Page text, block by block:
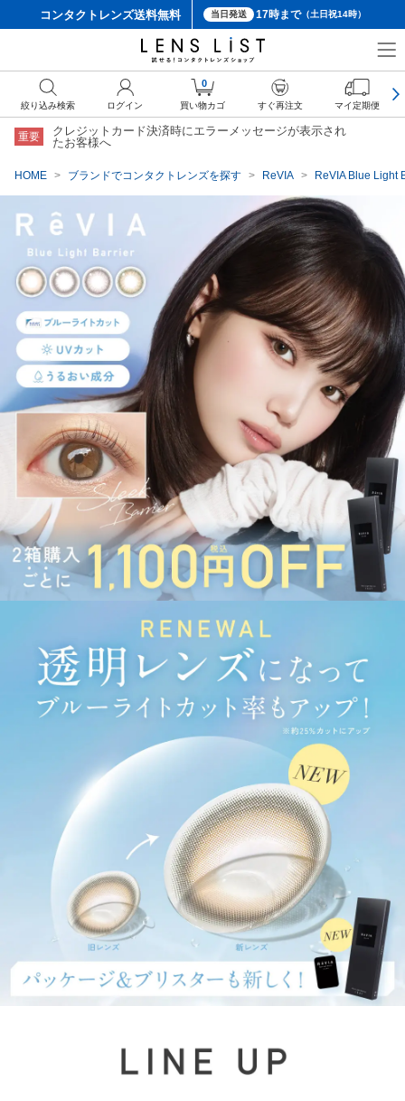
コンタクトレンズ送料無料 当日発送 17時まで（土日祝14時）
重要
クレジットカード決済時にエラーメッセージが表示され
たお客様へ
HOME ブランドでコンタクトレンズを探す ReVIA ReVIA Blue Light
絞り込み検索 ログイン
0
買い物カゴ すぐ再注文 マイ定期便
クーポン詳細